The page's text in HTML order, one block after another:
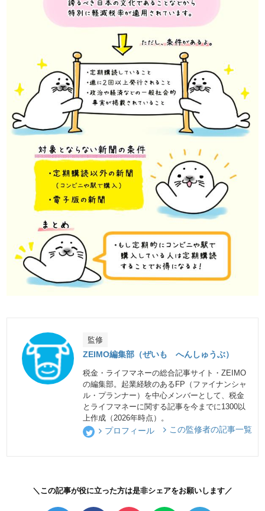
監修
ZEIMO編集部（ぜいも へんしゅうぶ）
税金・ライフマネーの総合記事サイト・ZEIMO
の編集部。起業経験のあるFP（ファイナンシャ
ル・プランナー）を中心メンバーとして、税金
とライフマネーに関する記事を今までに1300以
上作成（2026年時点）。
プロフィール この監修者の記事一覧
＼この記事が役に立った方は是非シェアをお願いします／